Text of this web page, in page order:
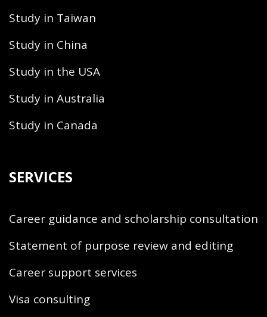
Study in Taiwan
Study in China
Study in the USA
Study in Australia
Study in Canada
SERVICES
Career guidance and scholarship consultation
Statement of purpose review and editing
Career support services
Visa consulting